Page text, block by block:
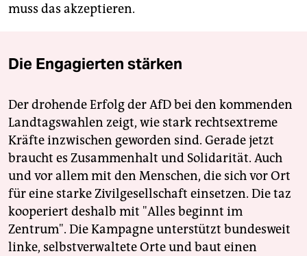
muss das akzeptieren.
Die Engagierten stärken
Der drohende Erfolg der AfD bei den kommenden
Landtagswahlen zeigt, wie stark rechtsextreme
Kräfte inzwischen geworden sind. Gerade jetzt
braucht es Zusammenhalt und Solidarität. Auch
und vor allem mit den Menschen, die sich vor Ort
für eine starke Zivilgesellschaft einsetzen. Die taz
kooperiert deshalb mit "Alles beginnt im
Zentrum". Die Kampagne unterstützt bundesweit
linke, selbstverwaltete Orte und baut einen